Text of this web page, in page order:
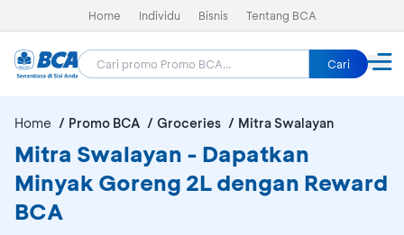
Home Individu Bisnis Tentang BCA
Cari
Home Promo BCA Groceries Mitra Swalayan
Mitra Swalayan - Dapatkan
Minyak Goreng 2L dengan Reward
BCA